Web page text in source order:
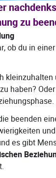
zu
ob du in
kleinzuhalten
haben?
beenden
und
es gibt